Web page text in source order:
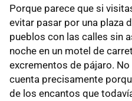
Porque parece que si
evitar pasar por una plaza
pueblos con las calles sin
noche en un motel de
excrementos de pájaro.
cuenta precisamente
de los encantos que